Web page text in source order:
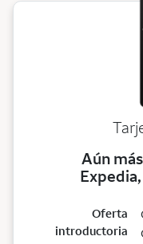
Aún
Oferta
introductoria